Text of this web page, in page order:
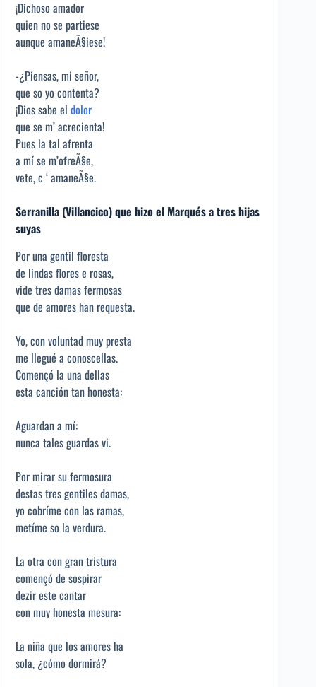
¡Dichoso amador
quien no se partiese
aunque amaneÃ§iese!
-¿Piensas, mi señor,
que so yo contenta?
¡Dios sabe el dolor
que se m’ acrecienta!
Pues la tal afrenta
a mí se m’ofreÃ§e,
vete, c ‘ amaneÃ§e.
Serranilla (Villancico) que hizo el Marqués a tres hijas
suyas
Por una gentil floresta
de lindas flores e rosas,
vide tres damas fermosas
que de amores han requesta.
Yo, con voluntad muy presta
me llegué a conoscellas.
Començó la una dellas
esta canción tan honesta:
Aguardan a mí:
nunca tales guardas vi.
Por mirar su fermosura
destas tres gentiles damas,
yo cobríme con las ramas,
metíme so la verdura.
La otra con gran tristura
començó de sospirar
dezir este cantar
con muy honesta mesura:
La niña que los amores ha
sola, ¿cómo dormirá?